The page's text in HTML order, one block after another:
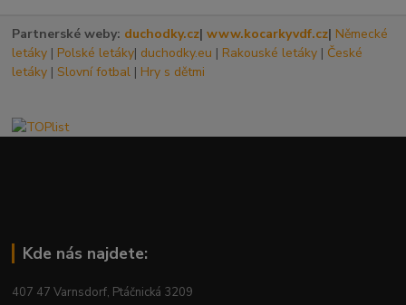
Partnerské weby: duchodky.cz|www.kocarkyvdf.cz| Německé
letáky | Polské letáky| duchodky.eu | Rakouské letáky | České
letáky | Slovní fotbal | Hry s dětmi
Kde nás najdete:
407 47 Varnsdorf, Ptáčnická 3209